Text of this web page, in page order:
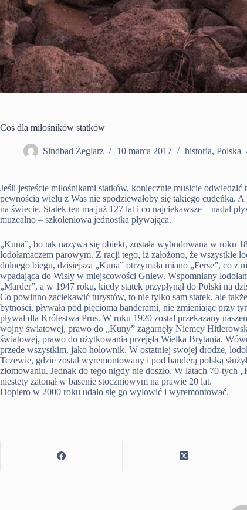
Coś dla miłośników statków
Sindbad Żeglarz 10 marca 2017 historia, Polska
Jeśli jesteście miłośnikami statków, koniecznie musicie
pewnością wielu z Was nie spodziewałoby się takiego cudeńka.
na świecie. Statek ten ma już 127 lat i co najciekawsze – nadal
muzealno – szkoleniowa jednostka pływająca.
„Kuna”, bo tak nazywa się obiekt, została wybudowana w roku
lodołamaczem parowym. Z racji tego, iż założono, że wszystkie
dolnego biegu, dzisiejsza „Kuna” otrzymała miano „Ferse”, co z
wpadająca do Wisły w miejscowości Gniew. Wspomniany
„Marder”, a w 1947 roku, kiedy statek przypłynął do Polski na
Co powinno zaciekawić turystów, to nie tylko sam statek, ale
bytności, pływała pod pięcioma banderami, nie zmieniając przy
pływał dla Królestwa Prus. W roku 1920 został przekazany
wojny światowej, prawo do „Kuny” zagarnęły Niemcy
światowej, prawo do użytkowania przejęła Wielka Brytania.
przede wszystkim, jako holownik. W ostatniej swojej drodze,
Tczewie, gdzie został wyremontowany i pod banderą polską
złomowaniu. Jednak do tego nigdy nie doszło. W latach 70-
niestety zatonął w basenie stoczniowym na prawie 20 lat.
Dopiero w 2000 roku udało się go wyłowić i wyremontować.